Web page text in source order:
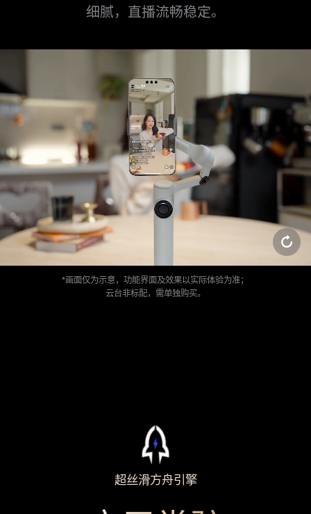
细腻，直⁠播流畅稳定。
*画面仅为示意，功能界面及效果以实际体验为准；
云台非标配，需单独购买。
超丝滑方舟引擎